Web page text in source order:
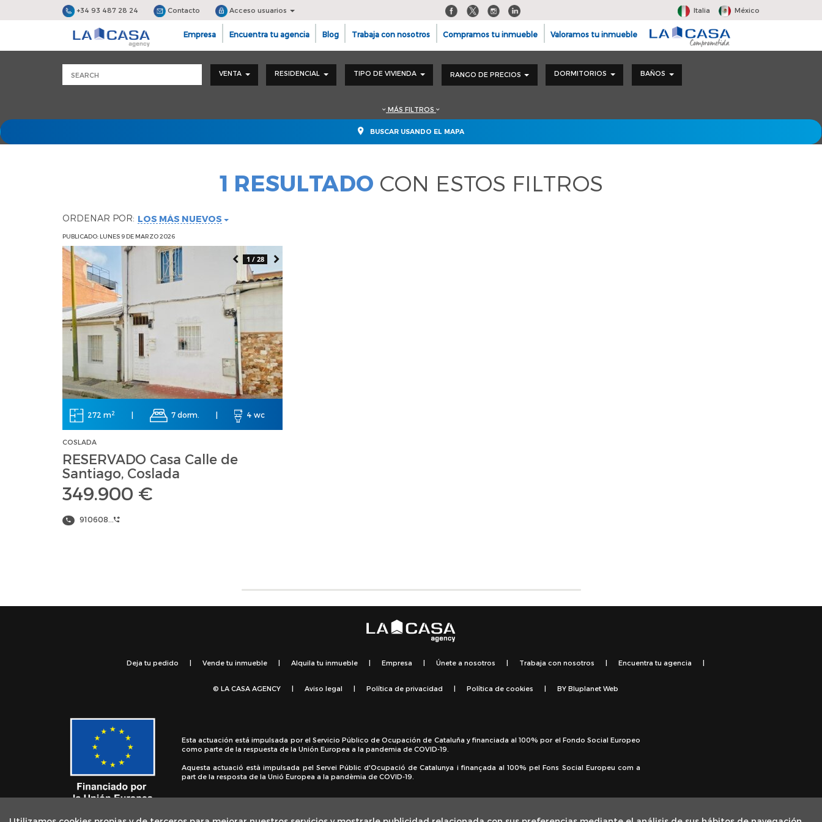
+34 93 487 28 24 Contacto Acceso usuarios Italia México
Empresa Encuentra tu agencia Blog Trabaja con nosotros Compramos tu inmueble Valoramos tu inmueble
VENTA RESIDENCIAL TIPO DE VIVIENDA RANGO DE PRECIOS DORMITORIOS BAÑOS
MÁS FILTROS
BUSCAR USANDO EL MAPA
1 RESULTADO CON ESTOS FILTROS
ORDENAR POR: LOS MÁS NUEVOS
PUBLICADO: LUNES 9 DE MARZO 2026
1 / 28
272 m2 7 dorm. 4 wc
COSLADA
RESERVADO Casa Calle de
Santiago, Coslada
349.900 €
910608...
Deja tu pedido Vende tu inmueble Alquila tu inmueble Empresa Únete a nosotros Trabaja con nosotros Encuentra tu agencia
© LA CASA AGENCY Aviso legal Política de privacidad Política de cookies BY Bluplanet Web
Esta actuación está impulsada por el Servicio Público de Ocupación de Cataluña y financiada al 100% por el Fondo Social Europeo
como parte de la respuesta de la Unión Europea a la pandemia de COVID-19.
Aquesta actuació està impulsada pel Servei Públic d'Ocupació de Catalunya i finançada al 100% pel Fons Social Europeu com a
part de la resposta de la Unió Europea a la pandèmia de COVID-19.